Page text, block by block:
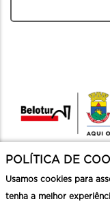
POLÍTICA DE
Usamos cookies para
tenha a melhor